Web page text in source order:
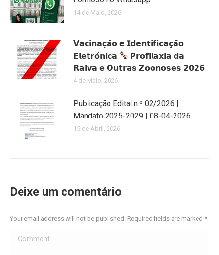
14 de Maio, 2026
𝗩𝗮𝗰𝗶𝗻𝗮𝗰̧𝗮̃𝗼 𝗲 𝗜𝗱𝗲𝗻𝘁𝗶𝗳𝗶𝗰𝗮𝗰̧𝗮̃𝗼
𝗘𝗹𝗲𝘁𝗿𝗼́𝗻𝗶𝗰𝗮
𝗣𝗿𝗼𝗳𝗶𝗹𝗮𝘅𝗶𝗮 𝗱𝗮
𝗥𝗮𝗶𝘃𝗮 𝗲 𝗢𝘂𝘁𝗿𝗮𝘀 𝗭𝗼𝗼𝗻𝗼𝘀𝗲𝘀 𝟮𝟬𝟮𝟲
4 de Maio, 2026
Publicação Edital n.º 02/2026 |
Mandato 2025-2029 | 08-04-2026
15 de Abril, 2026
Deixe um comentário
Your email address will not be published. Required fields are marked *
Comment